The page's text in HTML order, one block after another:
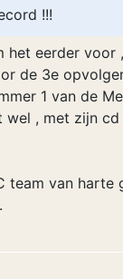
!!!
het eerder voor
de 3e
1 van de
wel , met zijn
team van harte